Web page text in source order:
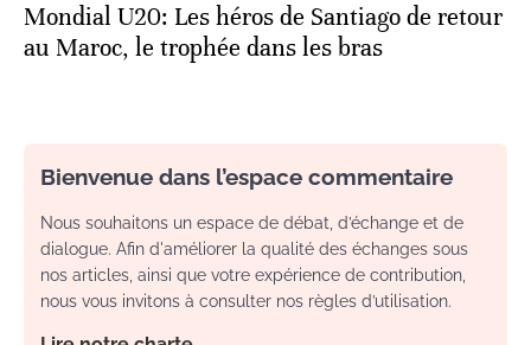
Mondial U20: Les héros de Santiago de retour
au Maroc, le trophée dans les bras
Bienvenue dans l’espace commentaire
Nous souhaitons un espace de débat, d’échange et de
dialogue. Afin d'améliorer la qualité des échanges sous
nos articles, ainsi que votre expérience de contribution,
nous vous invitons à consulter nos règles d’utilisation.